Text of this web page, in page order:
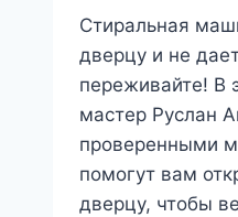
Стиральная
дверцу и не
переживайте! В
мастер Руслан
проверенными
помогут вам
дверцу, чтобы